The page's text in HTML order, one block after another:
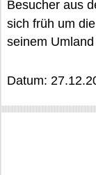
Besucher aus
sich früh um die
seinem
Datum: